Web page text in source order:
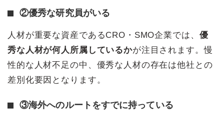
②優秀な研究員がいる
人材が重要な資産であるCRO・SMO企業では、 優
秀な人材が何人所属しているかが注目されます。慢
性的な人材不足の中、優秀な人材の存在は他社との
差別化要因となります。
③海外へのルートをすでに持っている